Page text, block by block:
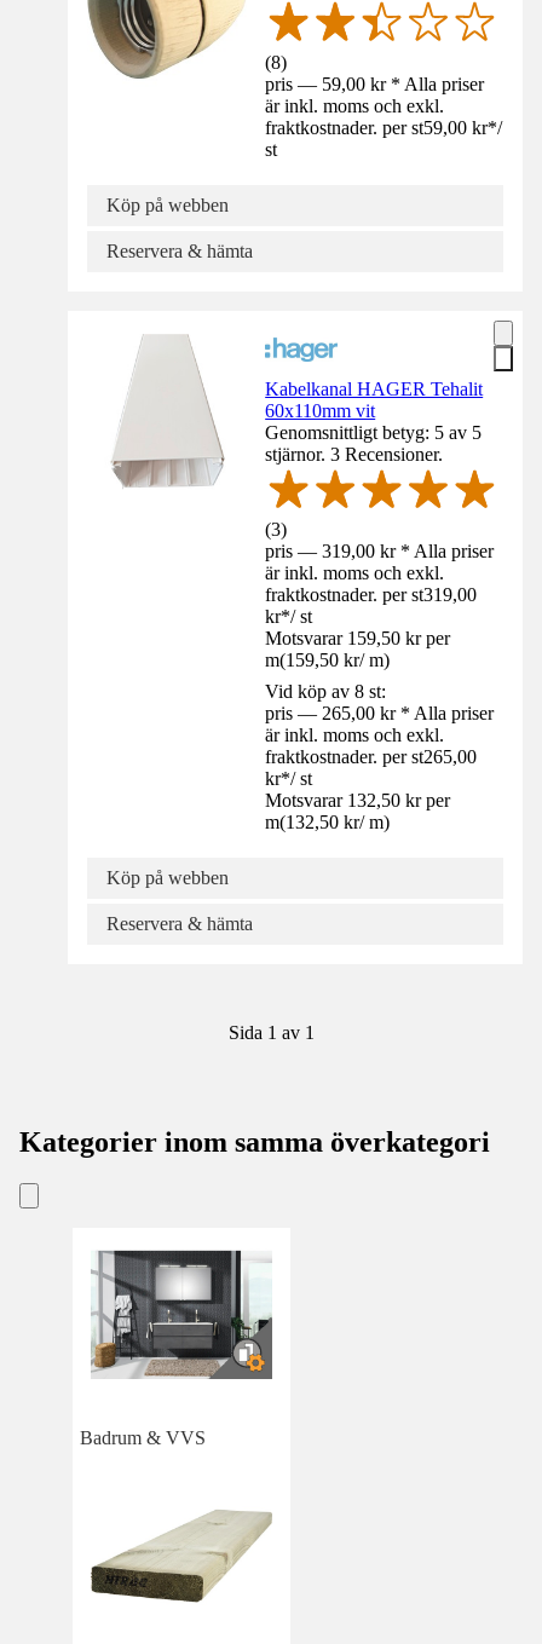
(8)
pris — 59,00 kr * Alla priser
är inkl. moms och exkl.
fraktkostnader. per st59,00 kr*/
st
Köp på webben
Reservera & hämta
Kabelkanal HAGER Tehalit
60x110mm vit
Genomsnittligt betyg: 5 av 5
stjärnor. 3 Recensioner.
(3)
pris — 319,00 kr * Alla priser
är inkl. moms och exkl.
fraktkostnader. per st319,00
kr*/ st
Motsvarar 159,50 kr per
m(159,50 kr/ m)
Vid köp av 8 st:
pris — 265,00 kr * Alla priser
är inkl. moms och exkl.
fraktkostnader. per st265,00
kr*/ st
Motsvarar 132,50 kr per
m(132,50 kr/ m)
Köp på webben
Reservera & hämta
Sida 1 av 1
Kategorier inom samma överkategori
Badrum & VVS